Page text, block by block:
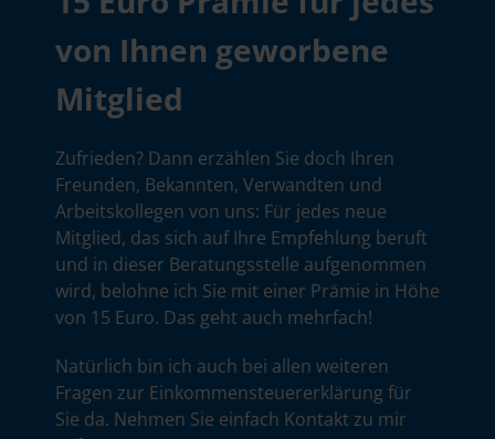
von Ihnen geworbene
Mitglied
Zufrieden? Dann erzählen Sie doch Ihren
Freunden, Bekannten, Verwandten und
Arbeitskollegen von uns: Für jedes neue
Mitglied, das sich auf Ihre Empfehlung beruft
und in dieser Beratungsstelle aufgenommen
wird, belohne ich Sie mit einer Prämie in Höhe
von 15 Euro. Das geht auch mehrfach!
Natürlich bin ich auch bei allen weiteren
Fragen zur Einkommensteuererklärung für
Sie da. Nehmen Sie einfach Kontakt zu mir